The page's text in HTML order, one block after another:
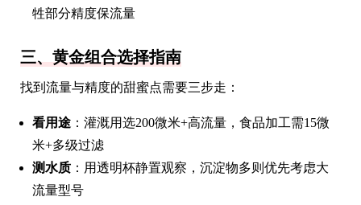
牲部分精度保流量
三、黄金组合选择指南
找到流量与精度的甜蜜点需要三步走：
看用途 ：灌溉用选200微米+高流量，食品加工需15微
米+多级过滤
测水质 ：用透明杯静置观察，沉淀物多则优先考虑大
流量型号